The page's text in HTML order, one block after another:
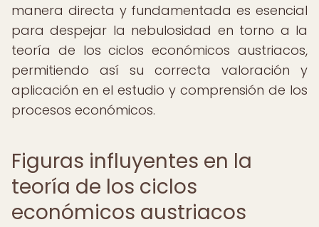
manera directa y fundamentada es esencial
para despejar la nebulosidad en torno a la
teoría de los ciclos económicos austriacos,
permitiendo así su correcta valoración y
aplicación en el estudio y comprensión de los
procesos económicos.
Figuras influyentes en la
teoría de los ciclos
económicos austriacos